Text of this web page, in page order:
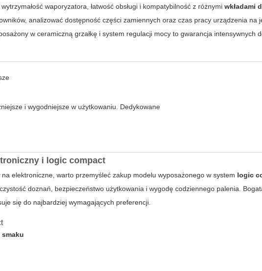
waporyzatora, łatwość obsługi i kompatybilność z różnymiwkładami
analizować dostępność części zamiennych oraz czas pracy urządzenia na
w ceramiczną grzałkę i system regulacji mocy to gwarancja intensywnych
i wygodniejsze w użytkowaniu. Dedykowane
i logic compact
elektroniczne, warto przemyśleć zakup modelu wyposażonego w system logic
doznań, bezpieczeństwo użytkowania i wygodę codziennego palenia.
się do najbardziej wymagających preferencji.